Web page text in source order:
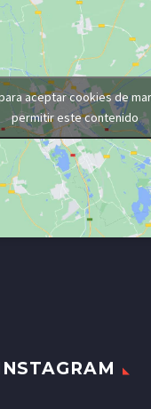
aceptar cookies de
permitir este contenido